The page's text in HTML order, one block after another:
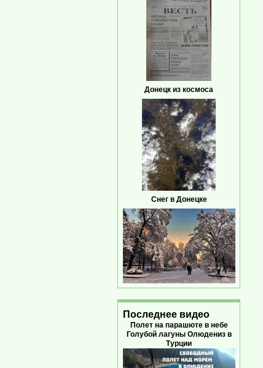
Донецк из космоса
Снег в Донецке
Последнее видео
Полет на парашюте в небе
Голубой лагуны Олюдениз в
Турции